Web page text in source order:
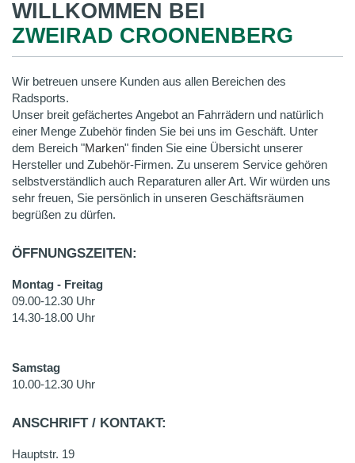
WILLKOMMEN BEI
ZWEIRAD CROONENBERG
Wir betreuen unsere Kunden aus allen Bereichen des
Radsports.
Unser breit gefächertes Angebot an Fahrrädern und natürlich
einer Menge Zubehör finden Sie bei uns im Geschäft. Unter
dem Bereich "Marken" finden Sie eine Übersicht unserer
Hersteller und Zubehör-Firmen. Zu unserem Service gehören
selbstverständlich auch Reparaturen aller Art. Wir würden uns
sehr freuen, Sie persönlich in unseren Geschäftsräumen
begrüßen zu dürfen.
ÖFFNUNGSZEITEN:
Montag - Freitag
09.00-12.30 Uhr
14.30-18.00 Uhr
Samstag
10.00-12.30 Uhr
ANSCHRIFT / KONTAKT:
Hauptstr. 19